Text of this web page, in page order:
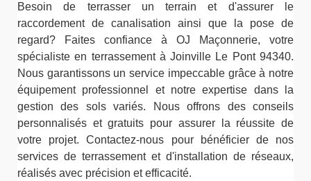
Besoin de terrasser un terrain et d'assurer le
raccordement de canalisation ainsi que la pose de
regard? Faites confiance à OJ Maçonnerie, votre
spécialiste en terrassement à Joinville Le Pont 94340.
Nous garantissons un service impeccable grâce à notre
équipement professionnel et notre expertise dans la
gestion des sols variés. Nous offrons des conseils
personnalisés et gratuits pour assurer la réussite de
votre projet. Contactez-nous pour bénéficier de nos
services de terrassement et d'installation de réseaux,
réalisés avec précision et efficacité.